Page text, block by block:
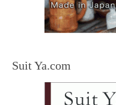
Suit Ya.com